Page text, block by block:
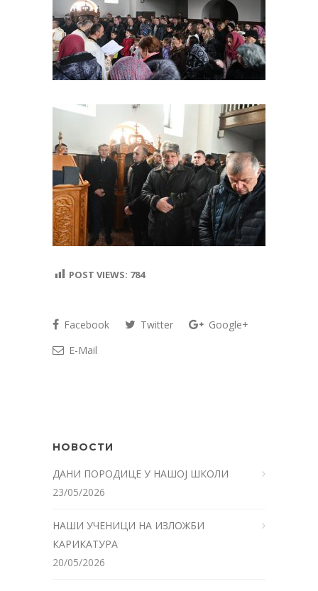
POST VIEWS: 784
Facebook Twitter
Google+
E-Mail
НОВОСТИ
ДАНИ ПОРОДИЦЕ У НАШОЈ ШКОЛИ
23/05/2026
НАШИ УЧЕНИЦИ НА ИЗЛОЖБИ
КАРИКАТУРА
20/05/2026